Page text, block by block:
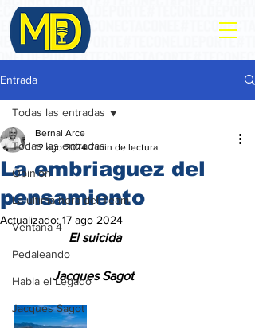
Entrada
Todas las entradas
Opinión
La ultima hora del Team
Ventana 4
Pedaleando
Habla el Legado
Jacques Sagot
Todas las entradas
La embriaguez del
pensamiento
Bernal Arce
12 ago 2024 7 min de lectura
Actualizado: 17 ago 2024
                 El suicida
            Jacques Sagot